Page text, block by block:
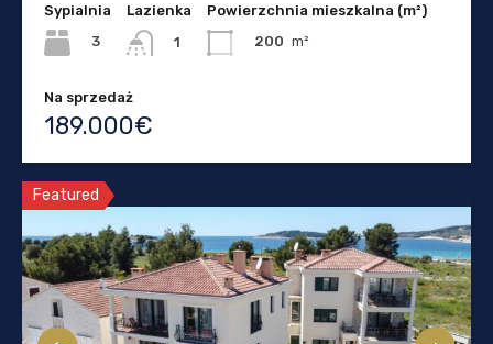
Sypialnia
3
Lazienka
1
Powierzchnia mieszkalna (m²)
200 m²
Na sprzedaż
189.000€
Featured